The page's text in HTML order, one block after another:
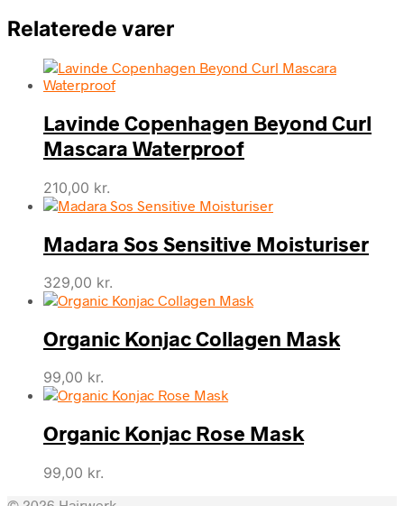
Relaterede varer
Lavinde Copenhagen Beyond Curl
Mascara Waterproof
210,00 kr.
Madara Sos Sensitive Moisturiser
329,00 kr.
Organic Konjac Collagen Mask
99,00 kr.
Organic Konjac Rose Mask
99,00 kr.